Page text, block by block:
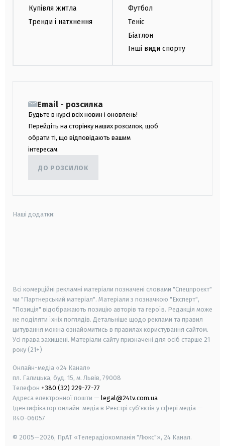
Купівля житла
Тренди і натхнення
Футбол
Теніс
Біатлон
Інші види спорту
Email - розсилка
Будьте в курсі всіх новин і оновлень!
Перейдіть на сторінку наших розсилок, щоб
обрати ті, що відповідають вашим
інтересам.
ДО РОЗСИЛОК
Наші додатки:
Всі комерційні рекламні матеріали позначені словами "Спецпроєкт"
чи "Партнерський матеріал". Матеріали з позначкою "Експерт",
"Позиція" відображають позицію авторів та героїв. Редакція може
не поділяти їхніх поглядів. Детальніше щодо реклами та правил
цитування можна ознайомитись в правилах користування сайтом.
Усі права захищені. Матеріали сайту призначені для осіб старше 21
року (21+)
Онлайн-медіа «24 Канал»
пл. Галицька, буд. 15, м. Львів, 79008
Телефон +380 (32) 229-77-77
Адреса електронної пошти — legal@24tv.com.ua
Ідентифікатор онлайн-медіа в Реєстрі суб'єктів у сфері медіа —
R40-06057
© 2005—2026, ПрАТ «Телерадіокомпанія "Люкс"», 24 Канал.